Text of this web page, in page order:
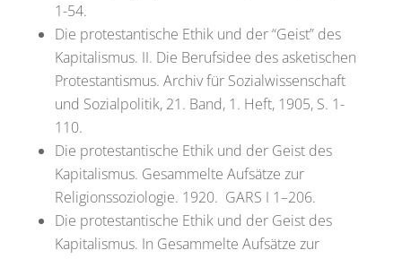
1-54.
Die protestantische Ethik und der “Geist” des
Kapitalismus. II. Die Berufsidee des asketischen
Protestantismus. Archiv für Sozialwissenschaft
und Sozialpolitik, 21. Band, 1. Heft, 1905, S. 1-
110.
Die protestantische Ethik und der Geist des
Kapitalismus. Gesammelte Aufsätze zur
Religionssoziologie. 1920. GARS I 1–206.
Die protestantische Ethik und der Geist des
Kapitalismus. In Gesammelte Aufsätze zur